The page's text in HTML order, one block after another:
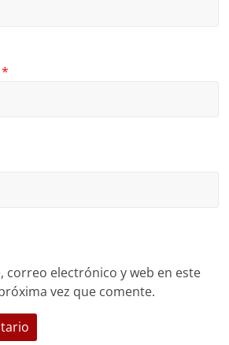
*
correo electrónico y web en este
vez que comente.